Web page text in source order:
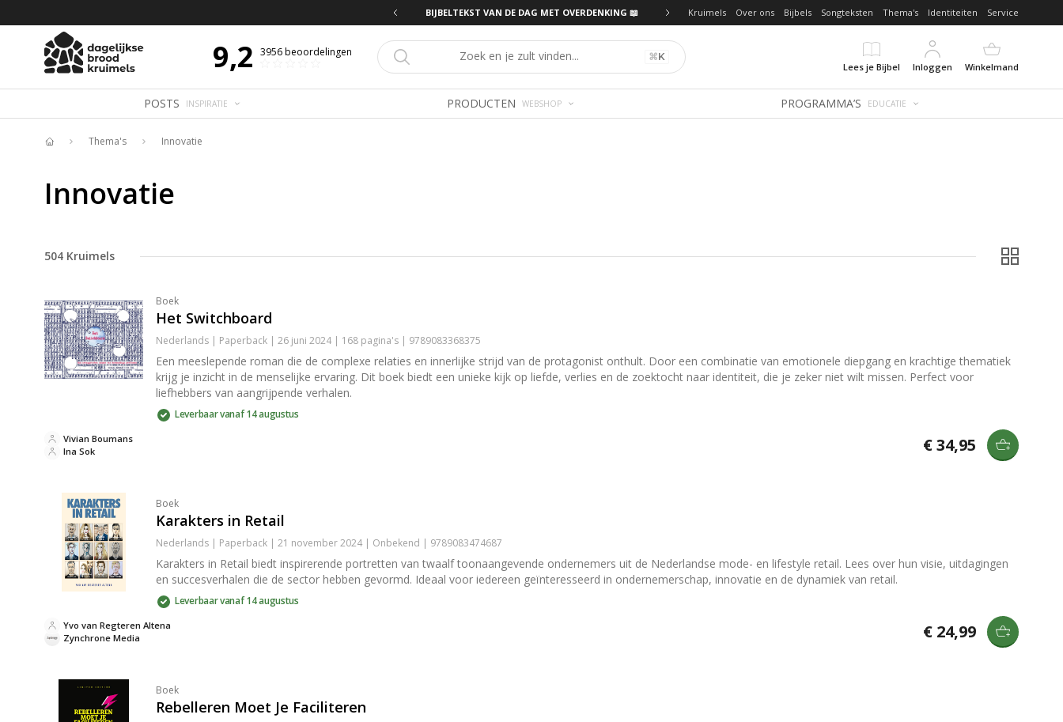
BIJBELTEKST VAN DE DAG MET OVERDENKING 📖 Kruimels Over ons Bijbels Songteksten Thema's Identiteiten Service
9,2 3956beoordelingen ⌘K
Lees je Bijbel
Inloggen Winkelmand
POSTS INSPIRATIE PRODUCTEN WEBSHOP PROGRAMMA’S EDUCATIE
Thema's Innovatie
Innovatie
504 Kruimels
Boek
Het Switchboard
Nederlands | Paperback | 26 juni 2024 | 168 pagina's | 9789083368375
Een meeslepende roman die de complexe relaties en innerlijke strijd van de protagonist onthult. Door een combinatie van emotionele diepgang en krachtige thematiek
krijg je inzicht in de menselijke ervaring. Dit boek biedt een unieke kijk op liefde, verlies en de zoektocht naar identiteit, die je zeker niet wilt missen. Perfect voor
liefhebbers van aangrijpende verhalen.
Leverbaar vanaf 14 augustus
Ina Sok
Vivian Boumans € 34,95
Boek
Karakters in Retail
Nederlands | Paperback | 21 november 2024 | Onbekend | 9789083474687
Karakters in Retail biedt inspirerende portretten van twaalf toonaangevende ondernemers uit de Nederlandse mode- en lifestyle retail. Lees over hun visie, uitdagingen
en succesverhalen die de sector hebben gevormd. Ideaal voor iedereen geïnteresseerd in ondernemerschap, innovatie en de dynamiek van retail.
Leverbaar vanaf 14 augustus
Zynchrone Media
Yvo van Regteren Altena € 24,99
Boek
Rebelleren Moet Je Faciliteren